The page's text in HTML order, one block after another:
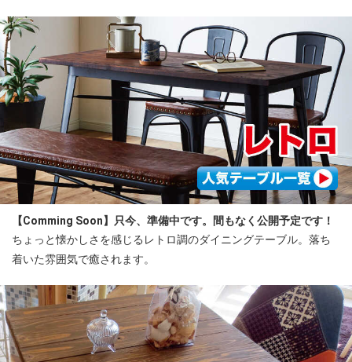
【Comming Soon】只今、準備中です。間もなく公開予定です！
ちょっと懐かしさを感じるレトロ調のダイニングテーブル。落ち
着いた雰囲気で癒されます。